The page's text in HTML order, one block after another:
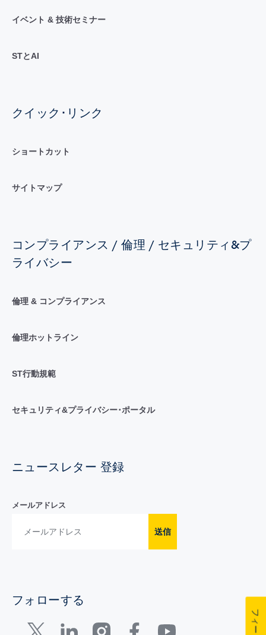
イベント & 技術セミナー
STとAI
クイック･リンク
ショートカット
サイトマップ
コンプライアンス / 倫理 / セキュリティ&プ
ライバシー
倫理 & コンプライアンス
倫理ホットライン
ST行動規範
セキュリティ&プライバシー･ポータル
ニュースレター 登録
メールアドレス
送信
フォローする